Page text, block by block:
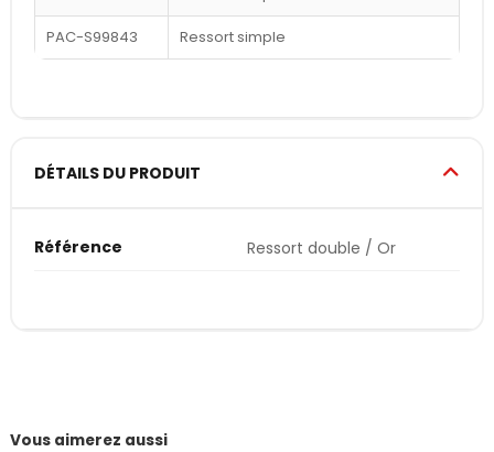
PAC-S99843 Ressort simple
DÉTAILS DU PRODUIT
Référence Ressort double / Or
Vous aimerez aussi